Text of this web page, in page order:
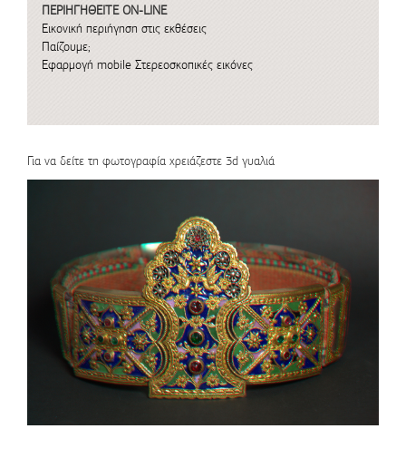
ΠΕΡΙΗΓΗΘΕΙΤΕ ON-LINE
Εικονική περιήγηση στις εκθέσεις
Παίζουμε;
Εφαρμογή mobile Στερεοσκοπικές εικόνες
Για να δείτε τη φωτογραφία χρειάζεστε 3d γυαλιά